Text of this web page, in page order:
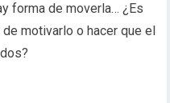
forma de moverla… ¿Es
motivarlo o hacer que el